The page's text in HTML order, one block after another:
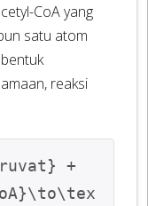
CoA yang
satu atom
reaksi
+